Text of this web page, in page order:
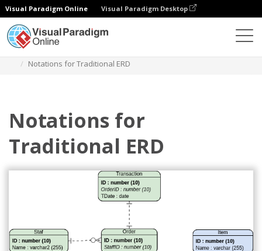
Visual Paradigm Online Visual Paradigm Desktop
Notations for Traditional ERD
Notations for
Traditional ERD